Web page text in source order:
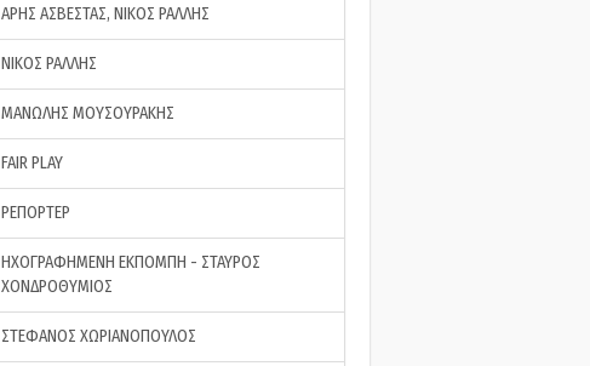
ΑΡΗΣ ΑΣΒΕΣΤΑΣ, ΝΙΚΟΣ ΡΑΛΛΗΣ
ΝΙΚΟΣ ΡΑΛΛΗΣ
ΜΑΝΩΛΗΣ ΜΟΥΣΟΥΡΑΚΗΣ
FAIR PLAY
ΡΕΠΟΡΤΕΡ
ΗΧΟΓΡΑΦΗΜΕΝΗ ΕΚΠΟΜΠΗ - ΣΤΑΥΡΟΣ
ΧΟΝΔΡΟΘΥΜΙΟΣ
ΣΤΕΦΑΝΟΣ ΧΩΡΙΑΝΟΠΟΥΛΟΣ